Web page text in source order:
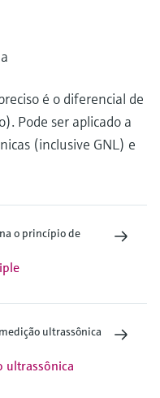
é o diferencial de
Pode ser aplicado a
(inclusive GNL) e
o princípio de
ultrassônica
ultrassônica